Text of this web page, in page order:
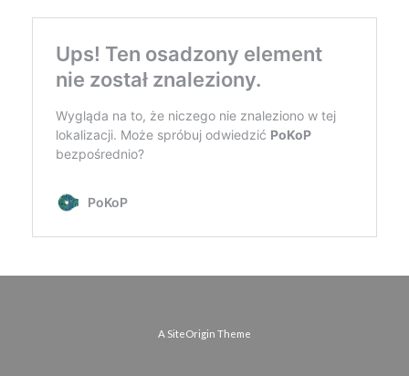
A SiteOrigin Theme